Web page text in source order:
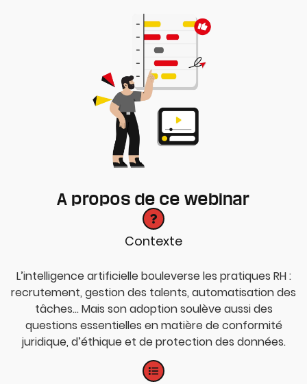
A propos de ce webinar
Contexte
L’intelligence artificielle bouleverse les pratiques RH :
recrutement, gestion des talents, automatisation des
tâches… Mais son adoption soulève aussi des
questions essentielles en matière de conformité
juridique, d’éthique et de protection des données.